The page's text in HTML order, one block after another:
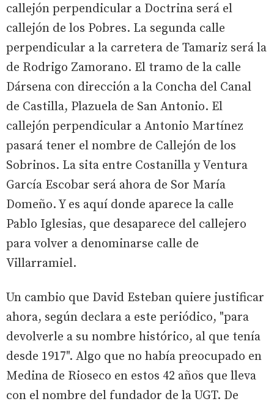
callejón perpendicular a Doctrina será el
callejón de los Pobres. La segunda calle
perpendicular a la carretera de Tamariz será la
de Rodrigo Zamorano. El tramo de la calle
Dársena con dirección a la Concha del Canal
de Castilla, Plazuela de San Antonio. El
callejón perpendicular a Antonio Martínez
pasará tener el nombre de Callejón de los
Sobrinos. La sita entre Costanilla y Ventura
García Escobar será ahora de Sor María
Domeño. Y es aquí donde aparece la calle
Pablo Iglesias, que desaparece del callejero
para volver a denominarse calle de
Villarramiel.
Un cambio que David Esteban quiere justificar
ahora, según declara a este periódico, "para
devolverle a su nombre histórico, al que tenía
desde 1917". Algo que no había preocupado en
Medina de Rioseco en estos 42 años que lleva
con el nombre del fundador de la UGT. De